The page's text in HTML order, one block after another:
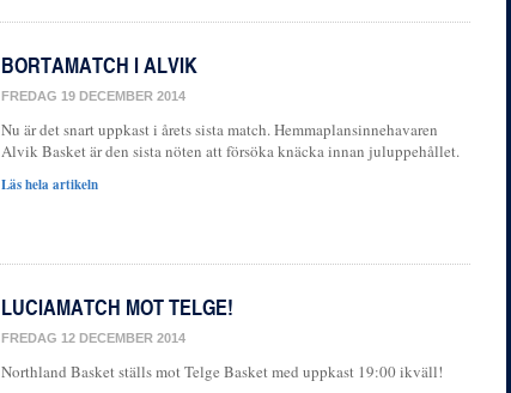
BORTAMATCH I ALVIK
FREDAG 19 DECEMBER 2014
Nu är det snart uppkast i årets sista match. Hemmaplansinnehavaren
Alvik Basket är den sista nöten att försöka knäcka innan juluppehållet.
Läs hela artikeln
LUCIAMATCH MOT TELGE!
FREDAG 12 DECEMBER 2014
Northland Basket ställs mot Telge Basket med uppkast 19:00 ikväll!